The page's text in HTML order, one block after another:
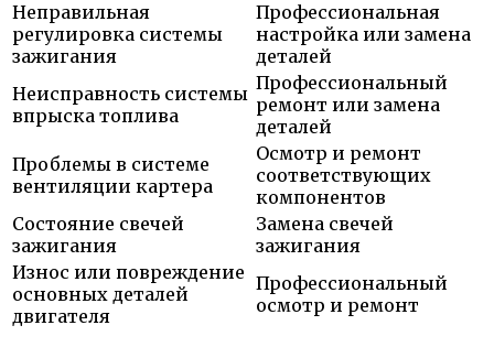
Неправильная
регулировка системы
зажигания
Профессиональная
настройка или замена
деталей
Неисправность системы
впрыска топлива
Профессиональный
ремонт или замена
деталей
Проблемы в системе
вентиляции картера
Осмотр и ремонт
соответствующих
компонентов
Состояние свечей
зажигания
Замена свечей
зажигания
Износ или повреждение
основных деталей
двигателя
Профессиональный
осмотр и ремонт